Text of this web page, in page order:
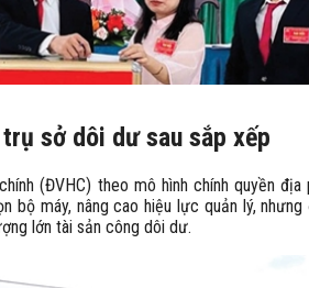
sở dôi dư sau sắp xếp
(ĐVHC) theo mô hình chính quyền địa
bộ máy, nâng cao hiệu lực quản lý,
lớn tài sản công dôi dư.